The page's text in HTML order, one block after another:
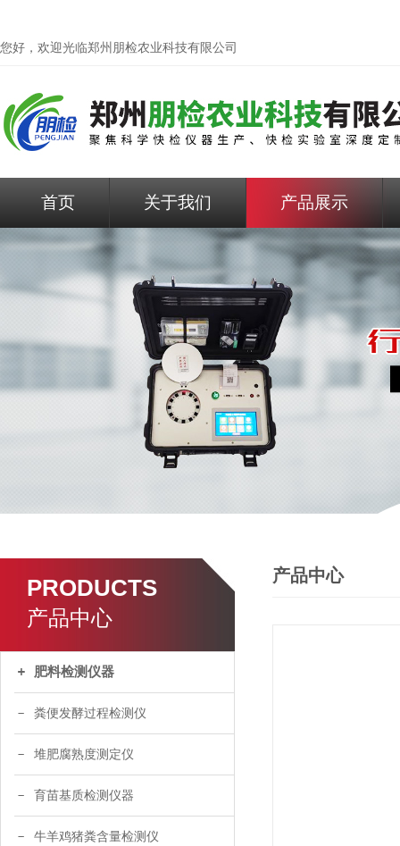
您好，欢迎光临郑州朋检农业科技有限公司
首页 关于我们 产品展示
PRODUCTS
产品中心
肥料检测仪器
粪便发酵过程检测仪
堆肥腐熟度测定仪
育苗基质检测仪器
牛羊鸡猪粪含量检测仪
产品中心